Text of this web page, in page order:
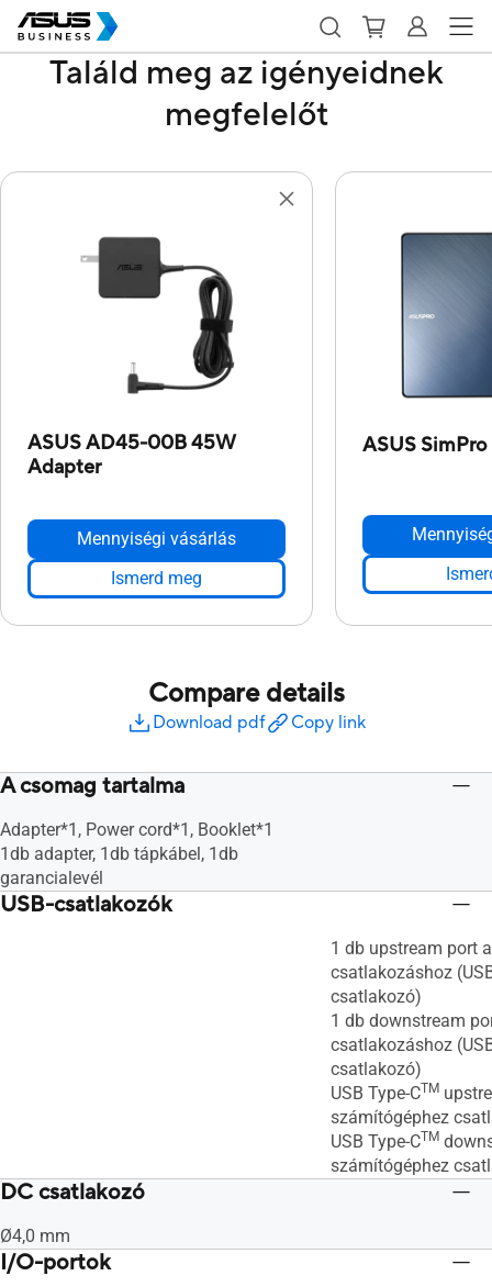
Találd meg az igényeidnek
megfelelőt
ASUS AD45-00B 45W
Adapter
Mennyiségi vásárlás
Ismerd meg
ASUS
Compare details
Download pdf Copy link
A csomag tartalma
Adapter*1, Power cord*1, Booklet*1
1db adapter, 1db tápkábel, 1db
garancialevél
USB-csatlakozók
1 db upstream port
csatlakozáshoz
csatlakozó)
1 db downstream
csatlakozáshoz
csatlakozó)
USB Type-CTM
számítógéphez
USB Type-CTM
számítógéphez
DC csatlakozó
Ø4,0 mm
I/O-portok